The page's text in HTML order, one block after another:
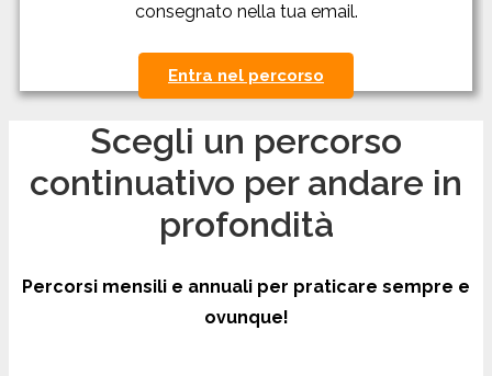
consegnato nella tua email.
Entra nel percorso
Scegli un percorso
continuativo per andare in
profondità
Percorsi mensili e annuali per praticare sempre e
ovunque!